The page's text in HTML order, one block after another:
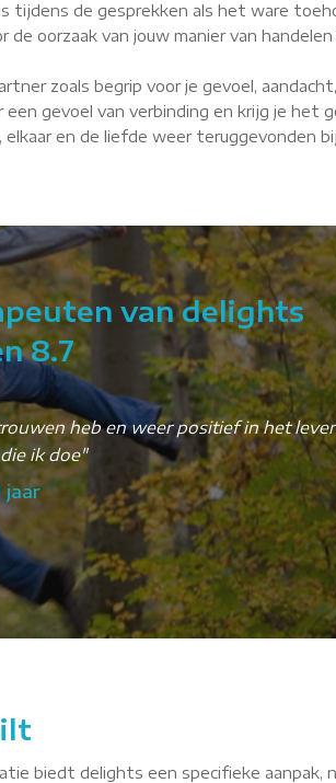
tijdens de gesprekken als het ware
oorzaak van jouw manier van handelen
zoals begrip voor je gevoel,
gevoel van verbinding en krijg je het
en de liefde weer teruggevonden
van delights
8.7
heb en weer positief in het
ik doe"
jaar
biedt delights een specifieke aanpak,